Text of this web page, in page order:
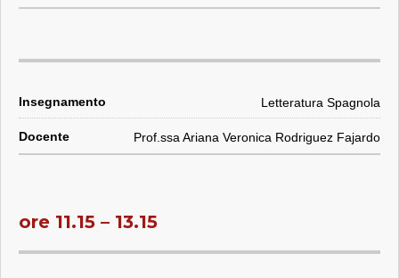
Letteratura Spagnola
Prof.ssa Ariana Veronica Rodriguez Fajardo
ore 11.15 – 13.15